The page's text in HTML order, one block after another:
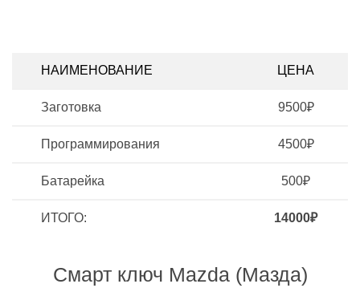
НАИМЕНОВАНИЕ ЦЕНА
Заготовка 9500₽
Программирования 4500₽
Батарейка 500₽
ИТОГО: 14000₽
Смарт ключ Mazda (Мазда)